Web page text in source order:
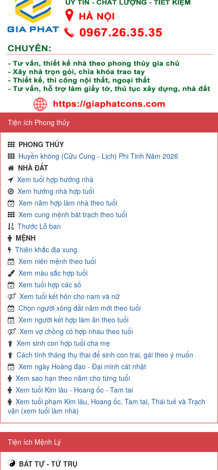
Tiện ích Phong thủy
PHONG THỦY
Huyền không (Cửu Cung - Lịch) Phi Tinh Năm 2026
NHÀ ĐẤT
Xem tuổi hợp hướng nhà
Xem hướng nhà hợp tuổi
Xem năm hợp làm nhà theo tuổi
Xem cung mệnh bát trạch theo tuổi
Thước Lỗ ban
MỆNH
Thiên khắc địa xung
Xem niên mệnh theo tuổi
Xem màu sắc hợp tuổi
Xem tuổi hợp các số
Xem tuổi kết hôn cho nam và nữ
Chọn người xông đất năm mới theo tuổi
Xem người kết hợp làm ăn theo tuổi
Xem vợ chồng có hợp nhau theo tuổi
Xem sinh con hợp tuổi cha mẹ
Cách tính tháng thụ thai để sinh con trai, gái theo ý muốn
Xem ngày Hoàng đạo - Đại minh cát nhật
Xem sao hạn theo năm cho từng tuổi
Xem tuổi Kim lâu - Hoang ốc - Tam tai
Xem tuổi phạm Kim lâu, Hoang ốc, Tam tai, Thái tuế và Trạch
vận (xem tuổi làm nhà)
Tiện ích Mệnh Lý
BÁT TỰ - TỨ TRỤ